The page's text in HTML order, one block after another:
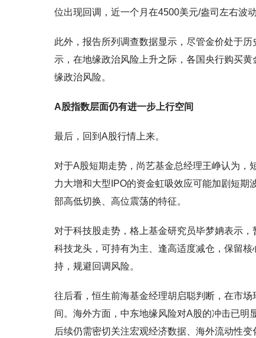
位出现回调，近一个月在4500美元/盎司左右波动
此外，报告所列调查数据显示，尽管金价处于
示，在地缘政治风险上升之际，各国央行购买
缘政治风险。
A股指数层面仍有进一步上行空间
最后，回到A股行情上来。
对于A股短期走势，尚艺基金总经理王峥认为，
力大增和大型IPO的资金虹吸效应可能加剧短
部高低切换、高位震荡的特征。
对于科技股走势，格上基金研究员毕梦姌表示
科技龙头，可持有为主、逢高适度减仓，保留
持，规避回调风险。
往后看，恒生前海基金经理胡启聪判断，在市
间。海外方面，中东地缘风险对A股的冲击已明
后续仍需密切关注宏观经济数据、海外流动性变